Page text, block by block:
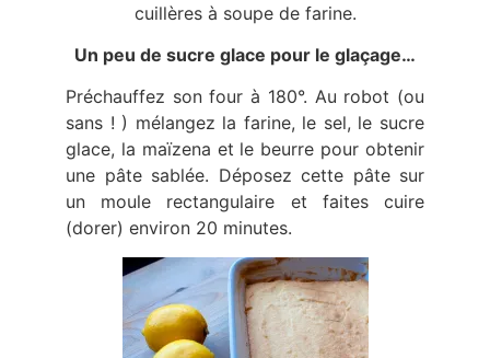
cuillères à soupe de farine.
Un peu de sucre glace pour le glaçage…
Préchauffez son four à 180°. Au robot (ou
sans ! ) mélangez la farine, le sel, le sucre
glace, la maïzena et le beurre pour obtenir
une pâte sablée. Déposez cette pâte sur
un moule rectangulaire et faites cuire
(dorer) environ 20 minutes.